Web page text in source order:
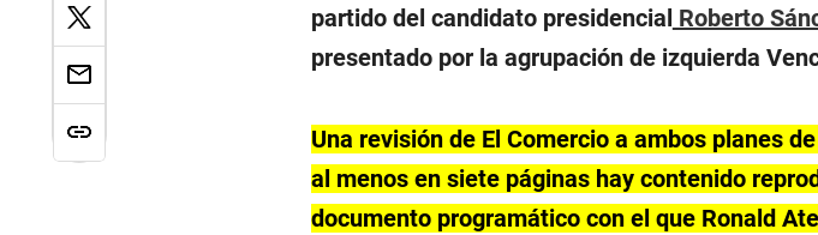
partido del candidato presidencial Roberto
presentado por la agrupación de izquierda
Una revisión de El Comercio a ambos planes
al menos en siete páginas hay contenido
documento programático con el que Ronald